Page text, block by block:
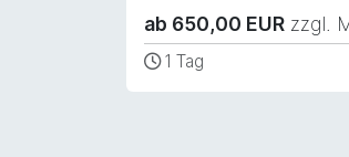
ab 650,00 EUR zzgl.
1 Tag